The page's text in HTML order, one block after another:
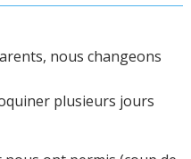
nous changeons
plusieurs jours